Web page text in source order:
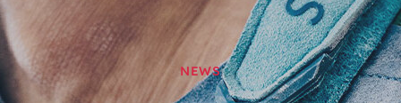
Filtern & Sortieren Zurücksetzen
NEWS